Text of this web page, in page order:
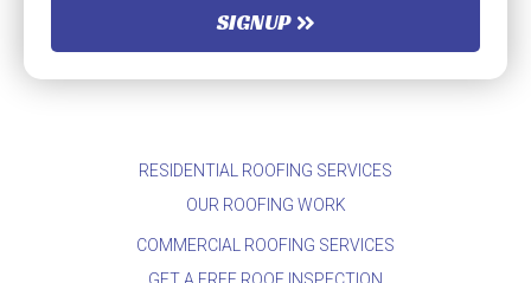
SIGNUP
RESIDENTIAL ROOFING SERVICES
OUR ROOFING WORK
COMMERCIAL ROOFING SERVICES
GET A FREE ROOF INSPECTION